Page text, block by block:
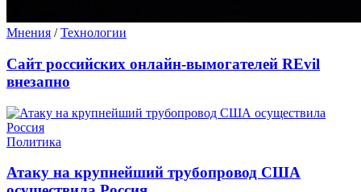
Мнения /Технологии
Сайт российских онлайн-вымогателей REvil
внезапно
Политика
Атаку на крупнейший трубопровод США